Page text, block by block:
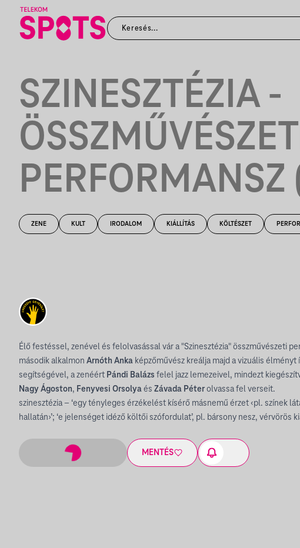
SZINESZTÉZIA -
PERFORMANSZ
ZENE KULT IRODALOM KIÁLLÍTÁS KÖLTÉSZET
Élő festéssel, zenével és felolvasással vár a "Szinesztézia" összművészeti
második alkalmon Arnóth Anka képzőművész kreálja majd a vizuális élményt
segítségével, a zenéért Pándi Balázs felel jazz lemezeivel, mindezt
Nagy Ágoston, Fenyvesi Orsolyaés Závada Péterolvassa fel verseit.
szinesztézia – ‘egy tényleges érzékelést kísérő másnemű érzet ‹pl. színek
hallatán›’; ‘e jelenséget idéző költői szófordulat’, pl. bársony nesz, vérvörös
MENTÉS